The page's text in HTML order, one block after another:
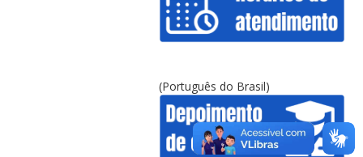
(Português do Brasil)